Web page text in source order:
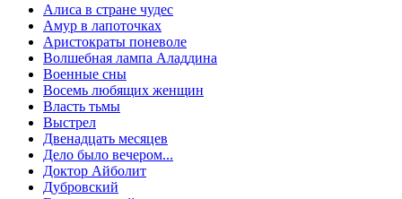
Алиса в стране чудес
Амур в лапоточках
Аристократы поневоле
Волшебная лампа Аладдина
Военные сны
Восемь любящих женщин
Власть тьмы
Выстрел
Двенадцать месяцев
Дело было вечером...
Доктор Айболит
Дубровский